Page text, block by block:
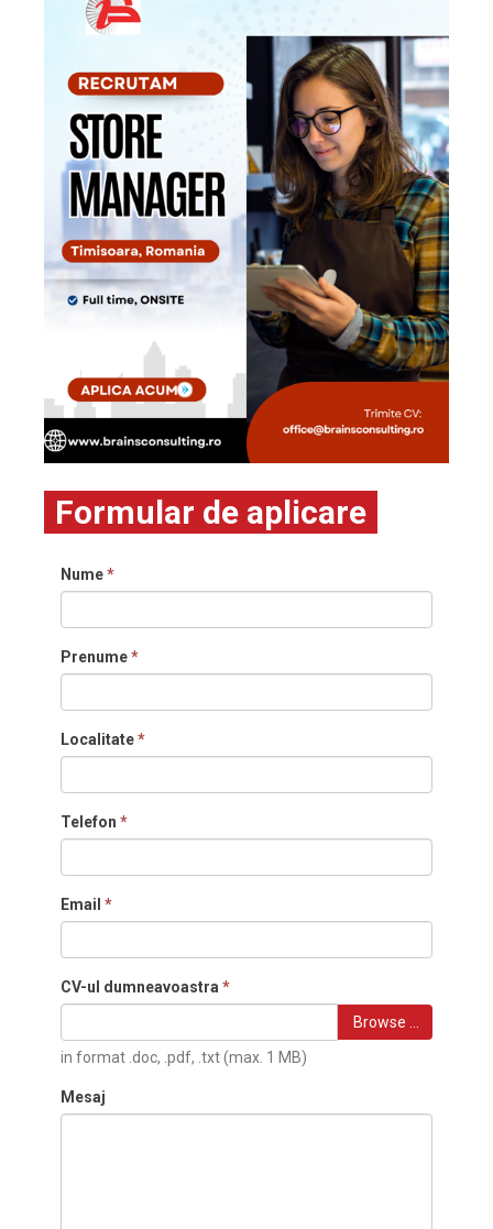
Formular de aplicare
Nume*
Prenume*
Localitate*
Telefon *
Email *
CV-ul dumneavoastra *
Browse …
in format .doc, .pdf, .txt (max. 1 MB)
Mesaj